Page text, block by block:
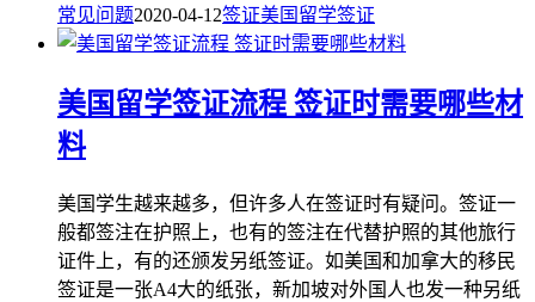
常见问题2020-04-12签证美国留学签证
美国留学签证流程 签证时需要哪些材
料
美国学生越来越多，但许多人在签证时有疑问。签证一
般都签注在护照上，也有的签注在代替护照的其他旅行
证件上，有的还颁发另纸签证。如美国和加拿大的移民
签证是一张A4大的纸张，新加坡对外国人也发一种另纸